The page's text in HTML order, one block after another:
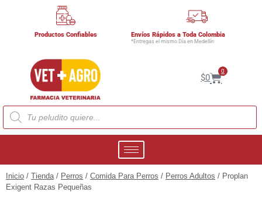
Productos Confiables Envíos Rápidos a Toda Colombia
*Entregas el mismo Día en Medellín
$0
0
Inicio / Tienda/ Perros / Comida Para Perros / Perros Adultos / Proplan
Exigent Razas Pequeñas